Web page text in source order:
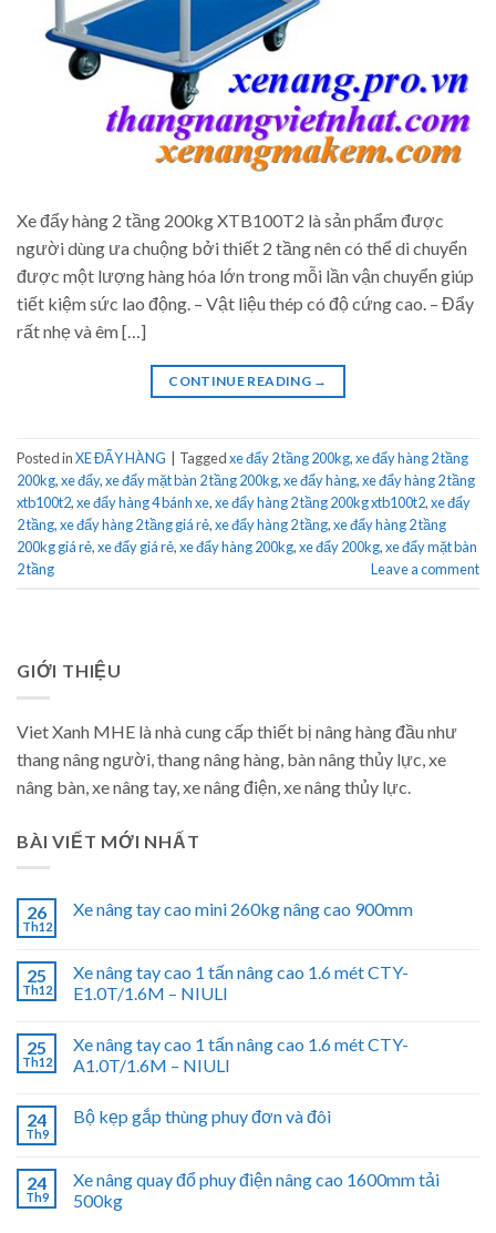
Xe đẩy hàng 2 tầng 200kg XTB100T2 là sản phẩm được
người dùng ưa chuộng bởi thiết 2 tầng nên có thể di chuyển
được một lượng hàng hóa lớn trong mỗi lần vận chuyển giúp
tiết kiệm sức lao động. – Vật liệu thép có độ cứng cao. – Đẩy
rất nhẹ và êm […]
CONTINUE READING →
Posted inXE ĐẨY HÀNG Taggedxe đẩy 2 tầng 200kg,xe đẩy hàng 2 tầng
200kg,xe đẩy,xe đẩy mặt bàn 2 tầng 200kg,xe đẩy hàng,xe đẩy hàng 2 tầng
xtb100t2,xe đẩy hàng 4 bánh xe,xe đẩy hàng 2 tầng 200kg xtb100t2,xe đẩy
2 tầng,xe đẩy hàng 2 tầng giá rẻ,xe đẩy hàng 2 tầng,xe đẩy hàng 2 tầng
200kg giá rẻ,xe đẩy giá rẻ,xe đẩy hàng 200kg,xe đẩy 200kg,xe đẩy mặt bàn
2 tầng
Leave a comment
GIỚI THIỆU
Viet Xanh MHE là nhà cung cấp thiết bị nâng hàng đầu như
thang nâng người, thang nâng hàng, bàn nâng thủy lực, xe
nâng bàn, xe nâng tay, xe nâng điện, xe nâng thủy lực.
BÀI VIẾT MỚI NHẤT
26
Th12
Xe nâng tay cao mini 260kg nâng cao 900mm
25
Th12
Xe nâng tay cao 1 tấn nâng cao 1.6 mét CTY-
E1.0T/1.6M – NIULI
25
Th12
Xe nâng tay cao 1 tấn nâng cao 1.6 mét CTY-
A1.0T/1.6M – NIULI
24
Th9
Bộ kẹp gắp thùng phuy đơn và đôi
24
Th9
Xe nâng quay đổ phuy điện nâng cao 1600mm tải
500kg